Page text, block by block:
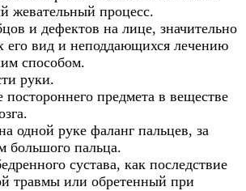
жевательный процесс.
и дефектов на лице, значительно
вид и неподдающихся лечению
способом.
руки.
постороннего предмета в веществе
одной руке фаланг пальцев, за
большого пальца.
сустава, как последствие
травмы или обретенный при